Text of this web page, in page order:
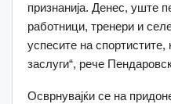
признанија. Денес, уште
работници, тренери и
успесите на спортистите,
заслуги“, рече
Осврнувајќи се на